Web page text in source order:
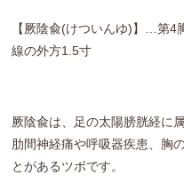
【厥陰兪(けついんゆ)】…第4
線の外方1.5寸
厥陰兪は、足の太陽膀胱経に
肋間神経痛や呼吸器疾患、胸
とがあるツボです。